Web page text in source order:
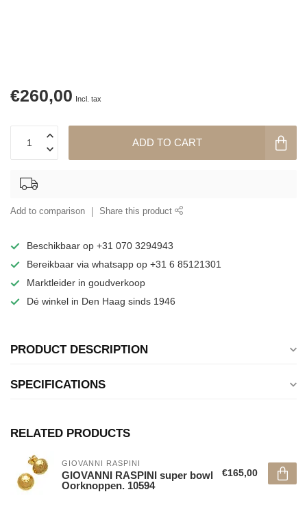
€260,00 Incl. tax
ADD TO CART
Add to comparison Share this product
Beschikbaar op +31 070 3294943
Bereikbaar via whatsapp op +31 6 85121301
Marktleider in goudverkoop
Dé winkel in Den Haag sinds 1946
PRODUCT DESCRIPTION
SPECIFICATIONS
RELATED PRODUCTS
GIOVANNI RASPINI
GIOVANNI RASPINI super bowl
Oorknoppen. 10594
€165,00